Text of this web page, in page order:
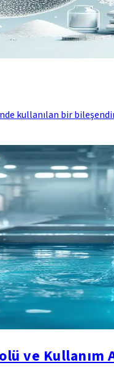
kullanılan bir
ve Kullanım